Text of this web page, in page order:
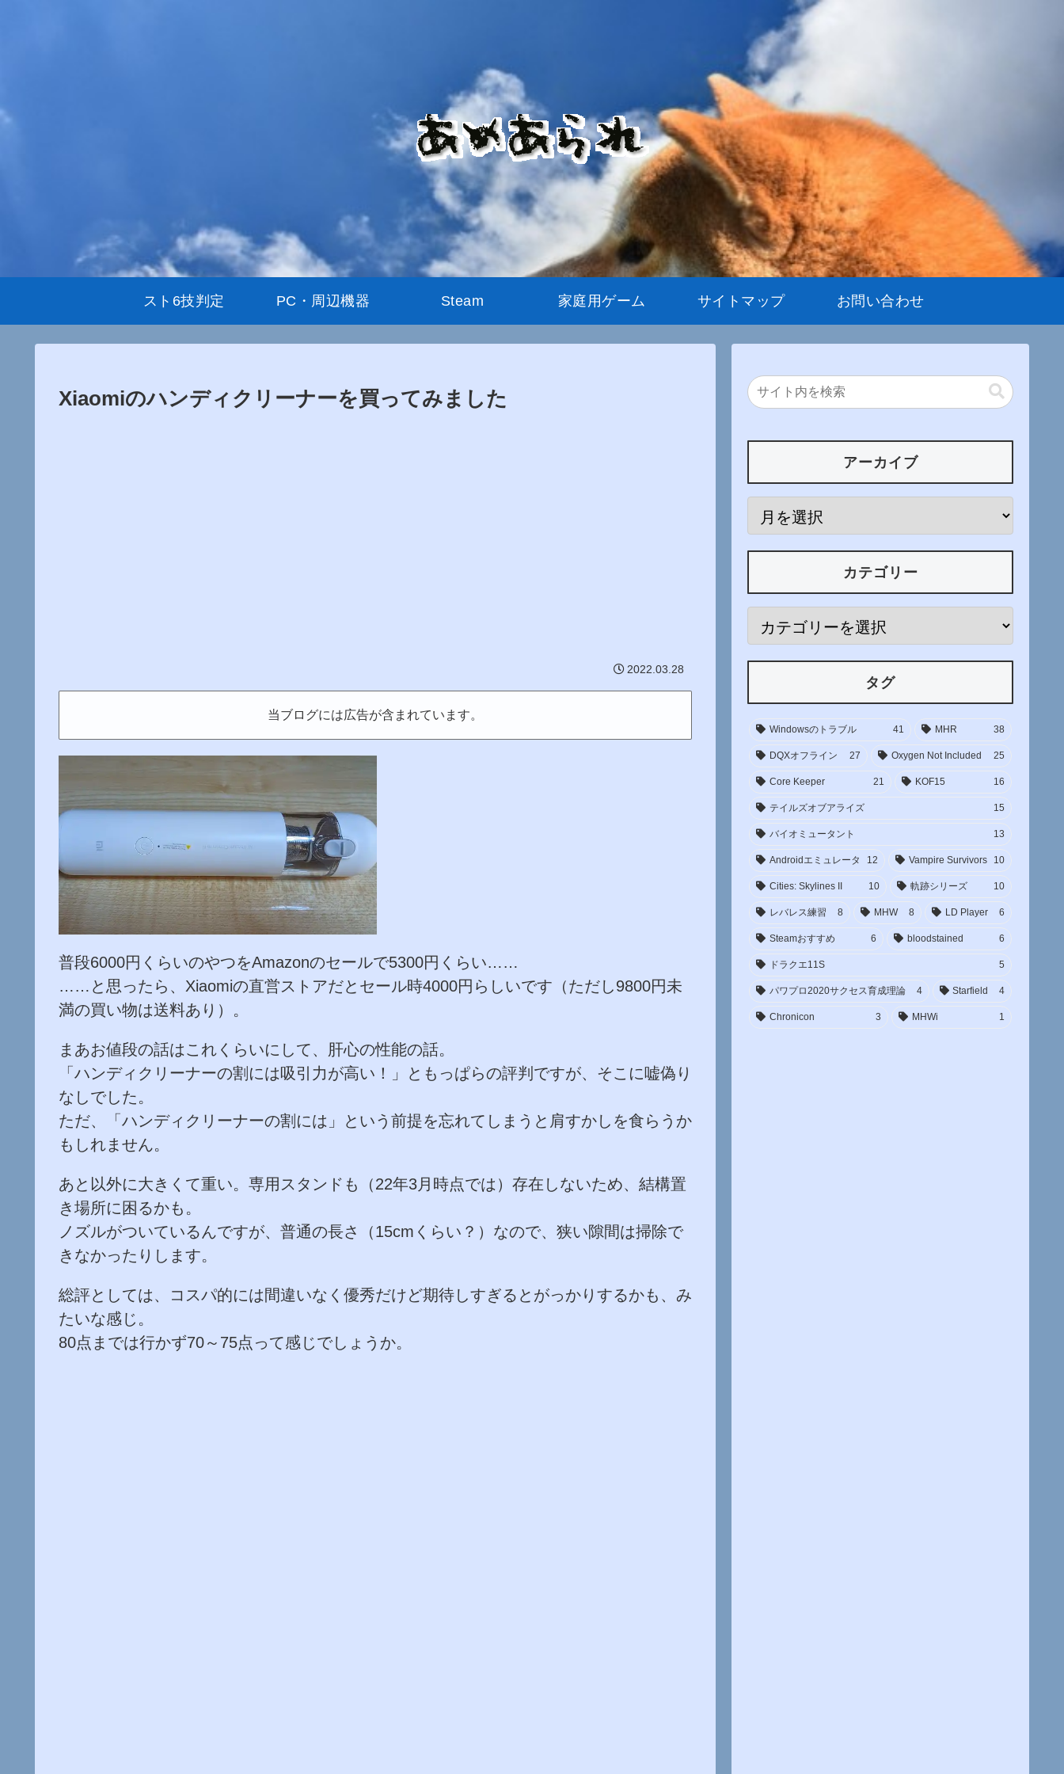
スト6技判定 PC・周辺機器 Steam 家庭用ゲーム サイトマップ お問い合わせ
Xiaomiのハンディクリーナーを買ってみました
2022.03.28
当ブログには広告が含まれています。
普段6000円くらいのやつをAmazonのセールで5300円くらい……
……と思ったら、Xiaomiの直営ストアだとセール時4000円らしいです（ただし9800円未
満の買い物は送料あり）。
まあお値段の話はこれくらいにして、肝心の性能の話。
「ハンディクリーナーの割には吸引力が高い！」ともっぱらの評判ですが、そこに嘘偽り
なしでした。
ただ、「ハンディクリーナーの割には」という前提を忘れてしまうと肩すかしを食らうか
もしれません。
あと以外に大きくて重い。専用スタンドも（22年3月時点では）存在しないため、結構置
き場所に困るかも。
ノズルがついているんですが、普通の長さ（15cmくらい？）なので、狭い隙間は掃除で
きなかったりします。
総評としては、コスパ的には間違いなく優秀だけど期待しすぎるとがっかりするかも、み
たいな感じ。
80点までは行かず70～75点って感じでしょうか。
アーカイブ
カテゴリー
タグ
Windowsのトラブル 41 MHR 38
DQXオフライン 27 Oxygen Not Included 25
Core Keeper 21 KOF15 16
テイルズオブアライズ 15
バイオミュータント 13
Androidエミュレータ 12 Vampire Survivors 10
Cities: Skylines II 10 軌跡シリーズ 10
レバレス練習 8 MHW 8 LD Player 6
Steamおすすめ 6 bloodstained 6
ドラクエ11S 5
パワプロ2020サクセス育成理論 4 Starfield 4
Chronicon 3 MHWi 1